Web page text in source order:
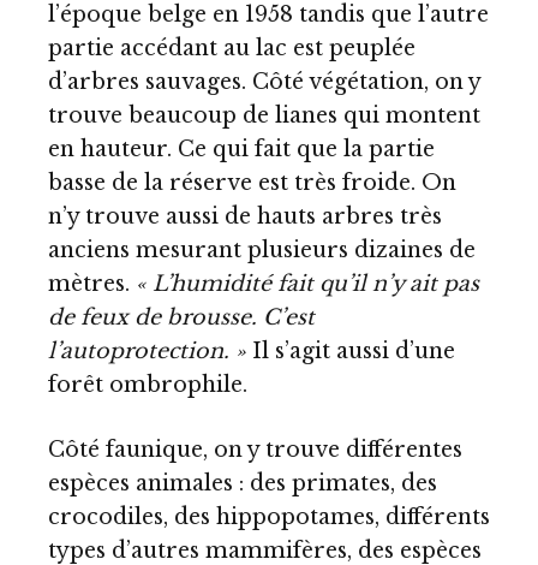
l’époque belge en 1958 tandis que l’autre
partie accédant au lac est peuplée
d’arbres sauvages. Côté végétation, on y
trouve beaucoup de lianes qui montent
en hauteur. Ce qui fait que la partie
basse de la réserve est très froide. On
n’y trouve aussi de hauts arbres très
anciens mesurant plusieurs dizaines de
mètres. « L’humidité fait qu’il n’y ait pas
de feux de brousse. C’est
l’autoprotection. » Il s’agit aussi d’une
forêt ombrophile.
Côté faunique, on y trouve différentes
espèces animales : des primates, des
crocodiles, des hippopotames, différents
types d’autres mammifères, des espèces